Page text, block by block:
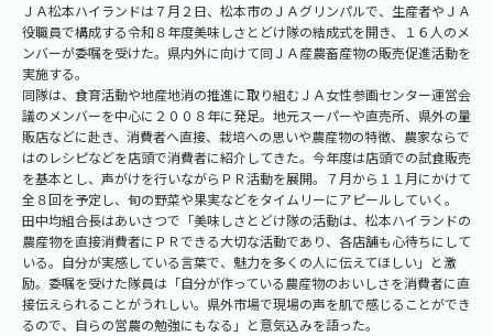
ＪＡ松本ハイランドは７月２日、松本市のＪＡグリンパルで、生産者やＪＡ
役職員で構成する令和８年度美味しさとどけ隊の結成式を開き、１６人のメ
ンバーが委嘱を受けた。県内外に向けて同ＪＡ産農畜産物の販売促進活動を
実施する。
同隊は、食育活動や地産地消の推進に取り組むＪＡ女性参画センター運営会
議のメンバーを中心に２００８年に発足。地元スーパーや直売所、県外の量
販店などに赴き、消費者へ直接、栽培への思いや農産物の特徴、農家ならで
はのレシピなどを店頭で消費者に紹介してきた。今年度は店頭での試食販売
を基本とし、声がけを行いながらＰＲ活動を展開。７月から１１月にかけて
全８回を予定し、旬の野菜や果実などをタイムリーにアピールしていく。
田中均組合長はあいさつで「美味しさとどけ隊の活動は、松本ハイランドの
農産物を直接消費者にＰＲできる大切な活動であり、各店舗も心待ちにして
いる。自分が実感している言葉で、魅力を多くの人に伝えてほしい」と激
励。委嘱を受けた隊員は「自分が作っている農産物のおいしさを消費者に直
接伝えられることがうれしい。県外市場で現場の声を肌で感じることができ
るので、自らの営農の勉強にもなる」と意気込みを語った。